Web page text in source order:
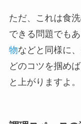
ただ、これは食
できる問題でもあ
物などと同様に
どのコツを掴め
と上がりますよ。